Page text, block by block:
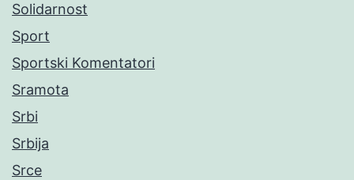
Solidarnost
Sport
Sportski Komentatori
Sramota
Srbi
Srbija
Srce